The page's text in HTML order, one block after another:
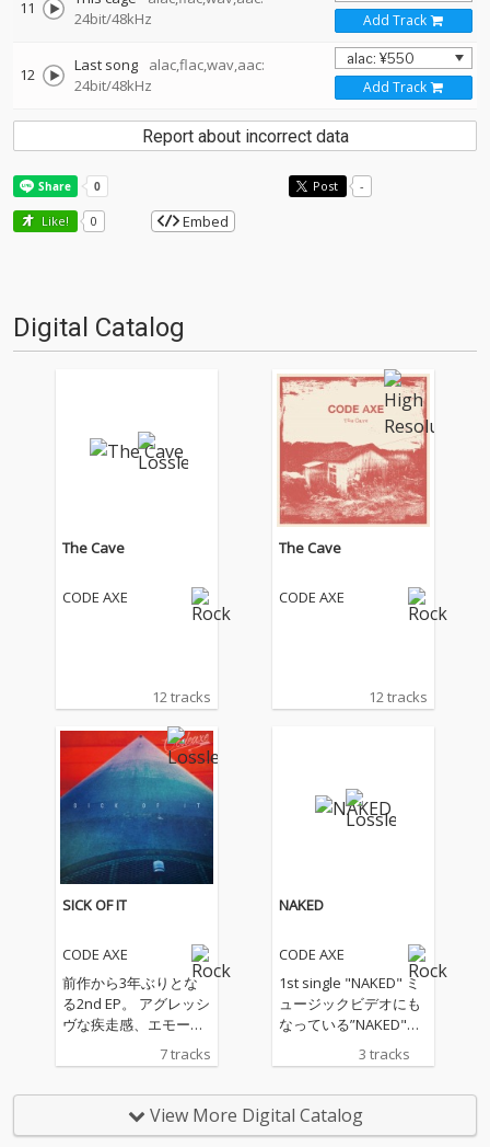
11
24bit/48kHz
Add Track
12 Last song
alac,flac,wav,aac:
24bit/48kHz
Add Track
Report about incorrect data
Post -
Like! 0 Embed
Digital Catalog
The Cave
CODE AXE
12 tracks
The Cave
CODE AXE
12 tracks
SICK OF IT
CODE AXE
前作から3年ぶりとな
る2nd EP。 アグレッシ
ヴな疾走感、エモーシ
ョナルなメロディー
に、攻撃的なリフ。 メ
好きに贈る珠玉の１
7 tracks
NAKED
CODE AXE
1st single "NAKED" ミ
ュージックビデオにも
なっている”NAKED"を
3 tracks
View More Digital Catalog